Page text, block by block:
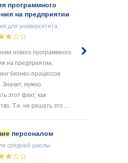
программного
на предприятии
для университета
нового программного
на предприятии,
бизнес-процессов
Значит, нужно
этот факт, как
Т.е. не решать это ...
персоналом
средней школы